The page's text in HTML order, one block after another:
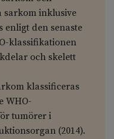
inklusive
enligt den senaste
klassifikationen
och skelett
klassificeras
WHO-
tumörer i
(2014).